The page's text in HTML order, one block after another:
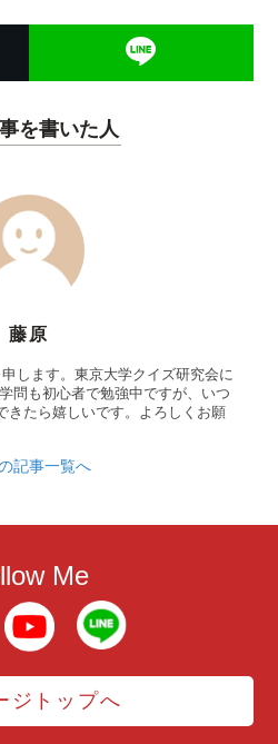
を書いた人
藤原
します。東京大学クイズ研究会に
問も初心者で勉強中ですが、いつ
きたら嬉しいです。よろしくお願
記事一覧へ
Me
ジトップへ